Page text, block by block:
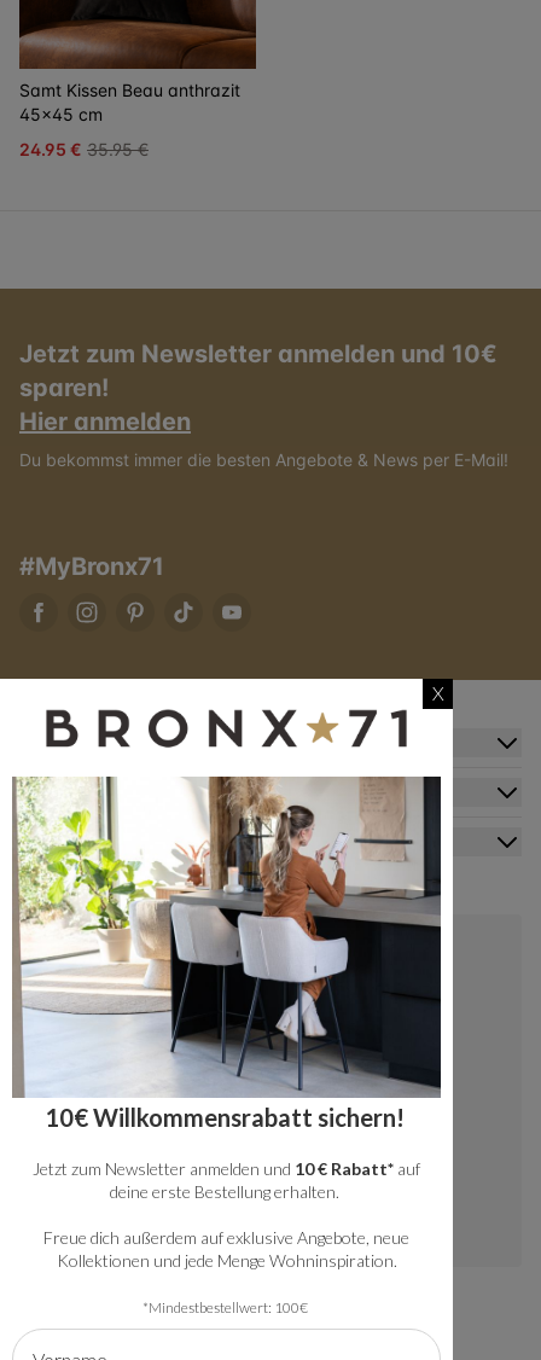
Samt Kissen Beau anthrazit
45x45 cm
24.95 € 35.95 €
Jetzt zum Newsletter anmelden und 10€
sparen!
Hier anmelden
Du bekommst immer die besten Angebote & News per E-Mail!
#MyBronx71
Zusatzinformation
Kundendienst
Mein Konto
Kontakt
+49 20341512060
kundenservice@bronx71.com
Wir reagieren werktags innerhalb von 48
Stunden auf deine Fragen.
Instagram
X
10€ Willkommensrabatt sichern!
Jetzt zum Newsletter anmelden und 10 € Rabatt* auf
deine erste Bestellung erhalten.
Freue dich außerdem auf exklusive Angebote, neue
Kollektionen und jede Menge Wohninspiration.
*Mindestbestellwert: 100€